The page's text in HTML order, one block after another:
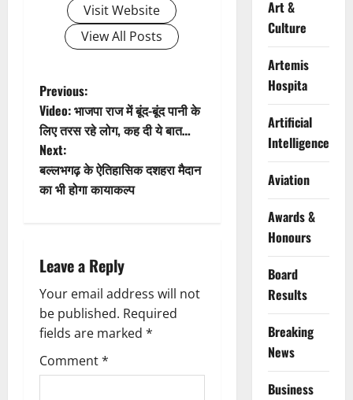
Visit Website
View All Posts
P
o
s
t
a
v
i
g
Previous:
Video: भाजपा राज में बूंद-बूंद पानी के
लिए तरस रहे लोग, कह दी ये बात…
Next:
बल्लभगढ़ के ऐतिहासिक दशहरा मैदान
का भी होगा कायाकल्प
Leave a Reply
Your email address will not
be published. Required
fields are marked *
Comment*
Art &
Culture
Artemis
Hospita
Artificial
Intelligence
Aviation
Awards &
Honours
Board
Results
Breaking
News
Business